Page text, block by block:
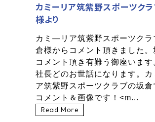
カミーリア筑紫野スポーツク
様より
カミ―リア筑紫野スポーツクラ
倉様からコメント頂きました。
コメント頂き有難う御座います
社長どのお世話になります。カ
ア筑紫野スポーツクラブの坂倉
コメント＆画像です！<m...
Read More